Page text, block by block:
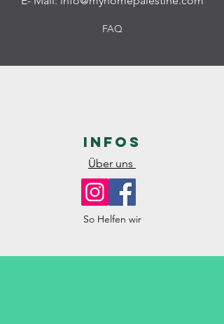
FAQ
Infos
Über uns
So Helfen wir